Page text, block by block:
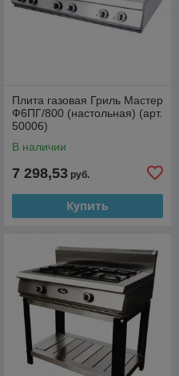
Плита газовая Гриль Мастер
Ф6ПГ/800 (настольная) (арт.
50006)
В наличии
7 298,53 руб.
Купить